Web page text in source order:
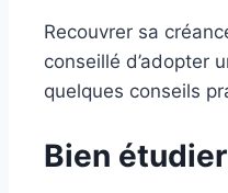
Recouvrer sa
conseillé d’adopter
quelques conseils
Bien